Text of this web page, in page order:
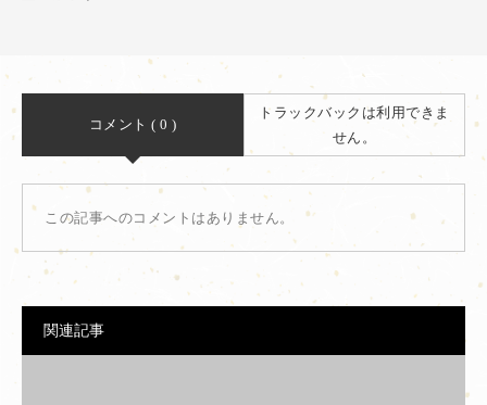
コメント ( 0 )
トラックバックは利用できま
せん。
この記事へのコメントはありません。
関連記事